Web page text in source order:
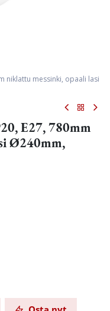
niklattu messinki, opaali lasi
E27, 780mm
Ø240mm,